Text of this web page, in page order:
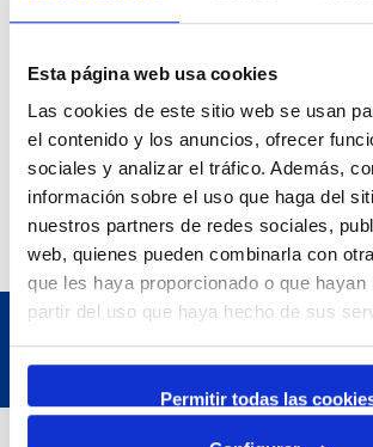
Esta página web usa cookies
Las cookies de este sitio web se usan
el contenido y los anuncios, ofrecer
sociales y analizar el tráfico. Además,
información sobre el uso que haga del
nuestros partners de redes sociales,
web, quienes pueden combinarla con
que les haya proporcionado o que hayan
partir del uso que haya hecho de sus
Permitir todas las